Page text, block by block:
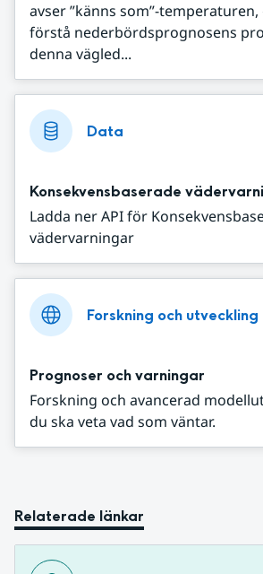
avser ”känns som”-
förstå nederbördsprognosens
denna vägled...
Data
Konsekvensbaserade
Ladda ner API för
vädervarningar
Forskning och utveckling
Prognoser och varningar
Forskning och avancerad
du ska veta vad som väntar.
Relaterade länkar